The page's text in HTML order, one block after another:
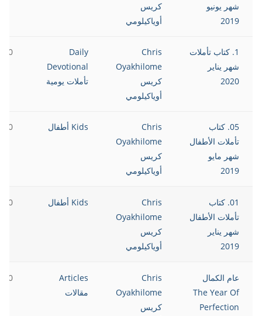
شهر يونيو
2019
كريس
أوياكيلومي
1. كتاب تأملات
شهر يناير
2020
Chris
Oyakhilome
كريس
أوياكيلومي
Daily
Devotional
تأملات يومية
05. كتاب
تأملات الأطفال
شهر مايو
2019
Chris
Oyakhilome
كريس
أوياكيلومي
Kids أطفال
01. كتاب
تأملات الأطفال
شهر يناير
2019
Chris
Oyakhilome
كريس
أوياكيلومي
Kids أطفال
عام الكمال
The Year Of
Perfection
Chris
Oyakhilome
كريس
Articles
مقالات